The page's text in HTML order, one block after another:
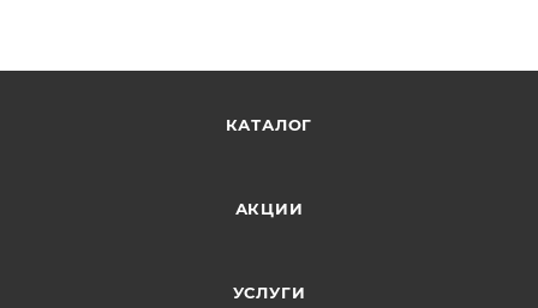
КАТАЛОГ
АКЦИИ
УСЛУГИ